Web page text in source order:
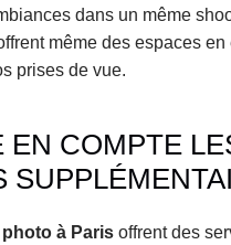
dans un même
même des espaces en
prises de vue.
EN COMPTE
à Paris offrent des